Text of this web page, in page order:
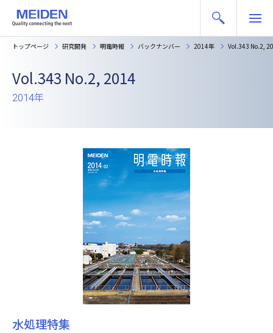
トップページ 研究開発 明電時報 バックナンバー 2014年 Vol.343 No.2,
Vol.343 No.2, 2014
2014年
水処理特集